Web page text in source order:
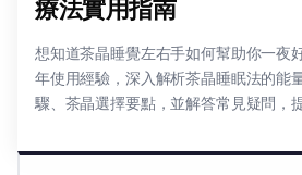
療法實用指南
想知道茶晶睡覺左右手如何幫助你一夜
年使用經驗，深入解析茶晶睡眠法的能
驟、茶晶選擇要點，並解答常見疑問，